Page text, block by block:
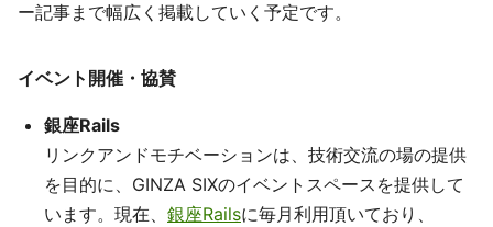
ー記事まで幅広く掲載していく予定です。
イベント開催・協賛
銀座Rails
リンクアンドモチベーションは、技術交流の場の提供
を目的に、GINZA SIXのイベントスペースを提供して
います。現在、 銀座Railsに毎月利用頂いており、